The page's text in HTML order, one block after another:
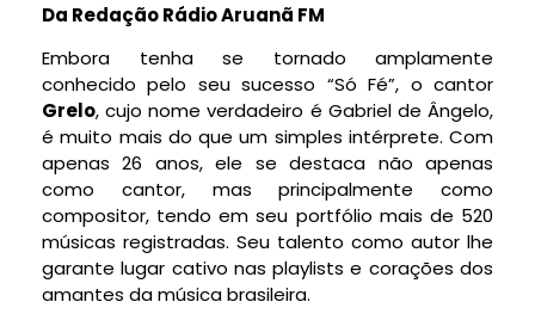
Da Redação Rádio Aruanã FM
Embora tenha se tornado amplamente
conhecido pelo seu sucesso “Só Fé”, o cantor
Grelo, cujo nome verdadeiro é Gabriel de Ângelo,
é muito mais do que um simples intérprete. Com
apenas 26 anos, ele se destaca não apenas
como cantor, mas principalmente como
compositor, tendo em seu portfólio mais de 520
músicas registradas. Seu talento como autor lhe
garante lugar cativo nas playlists e corações dos
amantes da música brasileira.